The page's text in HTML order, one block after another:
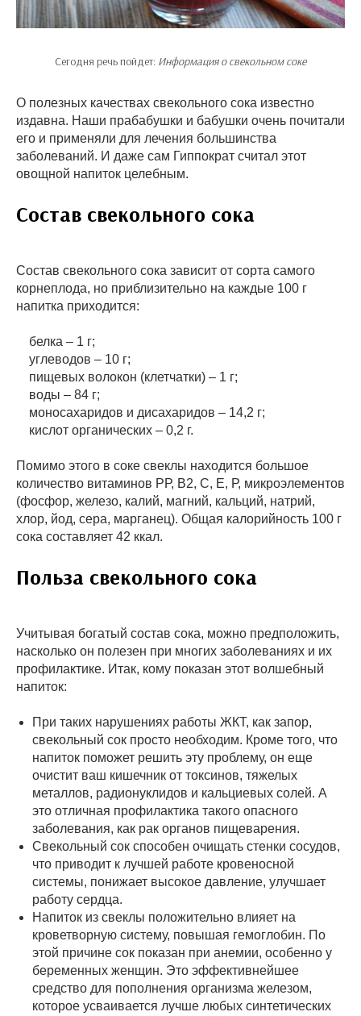
Сегодня речь пойдет: Информация о свекольном соке
О полезных качествах свекольного сока известно
издавна. Наши прабабушки и бабушки очень почитали
его и применяли для лечения большинства
заболеваний. И даже сам Гиппократ считал этот
овощной напиток целебным.
Состав свекольного сока
Состав свекольного сока зависит от сорта самого
корнеплода, но приблизительно на каждые 100 г
напитка приходится:
белка – 1 г;
углеводов – 10 г;
пищевых волокон (клетчатки) – 1 г;
воды – 84 г;
моносахаридов и дисахаридов – 14,2 г;
кислот органических – 0,2 г.
Помимо этого в соке свеклы находится большое
количество витаминов РР, В2, С, Е, Р, микроэлементов
(фосфор, железо, калий, магний, кальций, натрий,
хлор, йод, сера, марганец). Общая калорийность 100 г
сока составляет 42 ккал.
Польза свекольного сока
Учитывая богатый состав сока, можно предположить,
насколько он полезен при многих заболеваниях и их
профилактике. Итак, кому показан этот волшебный
напиток:
При таких нарушениях работы ЖКТ, как запор,
свекольный сок просто необходим. Кроме того, что
напиток поможет решить эту проблему, он еще
очистит ваш кишечник от токсинов, тяжелых
металлов, радионуклидов и кальциевых солей. А
это отличная профилактика такого опасного
заболевания, как рак органов пищеварения.
Свекольный сок способен очищать стенки сосудов,
что приводит к лучшей работе кровеносной
системы, понижает высокое давление, улучшает
работу сердца.
Напиток из свеклы положительно влияет на
кроветворную систему, повышая гемоглобин. По
этой причине сок показан при анемии, особенно у
беременных женщин. Это эффективнейшее
средство для пополнения организма железом,
которое усваивается лучше любых синтетических